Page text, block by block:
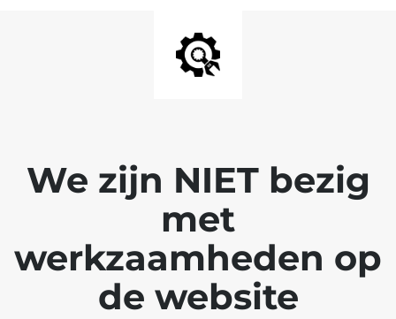
We zijn NIET bezig
met
werkzaamheden op
de website